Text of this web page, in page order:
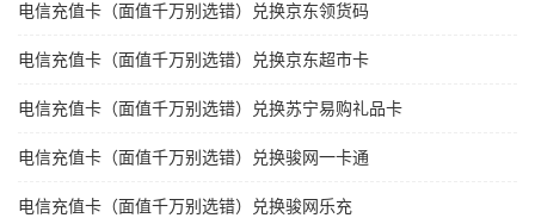
电信充值卡（面值千万别选错）兑换京东领货码
电信充值卡（面值千万别选错）兑换京东超市卡
电信充值卡（面值千万别选错）兑换苏宁易购礼品卡
电信充值卡（面值千万别选错）兑换骏网一卡通
电信充值卡（面值千万别选错）兑换骏网乐充